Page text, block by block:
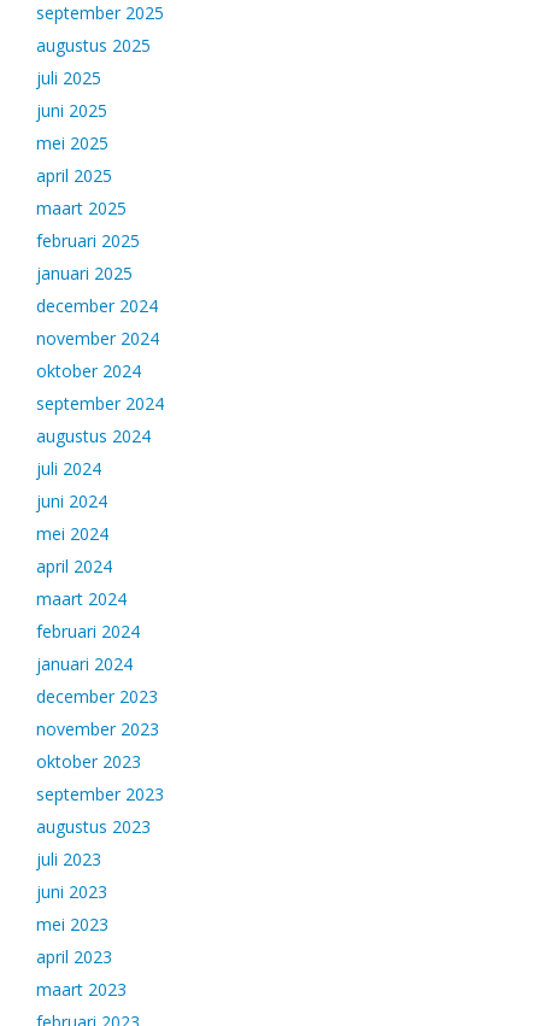
september 2025
augustus 2025
juli 2025
juni 2025
mei 2025
april 2025
maart 2025
februari 2025
januari 2025
december 2024
november 2024
oktober 2024
september 2024
augustus 2024
juli 2024
juni 2024
mei 2024
april 2024
maart 2024
februari 2024
januari 2024
december 2023
november 2023
oktober 2023
september 2023
augustus 2023
juli 2023
juni 2023
mei 2023
april 2023
maart 2023